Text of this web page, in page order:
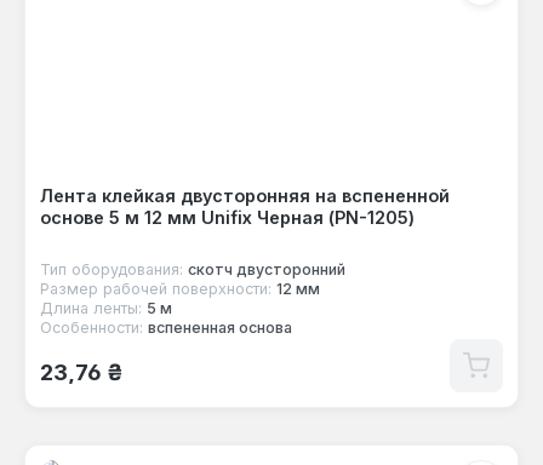
Лента клейкая двусторонняя на вспененной
основе 5 м 12 мм Unifix Черная (PN-1205)
Тип оборудования: скотч двусторонний
Размер рабочей поверхности: 12 мм
Длина ленты: 5 м
Особенности: вспененная основа
Обычная цена:
23,76 ₴